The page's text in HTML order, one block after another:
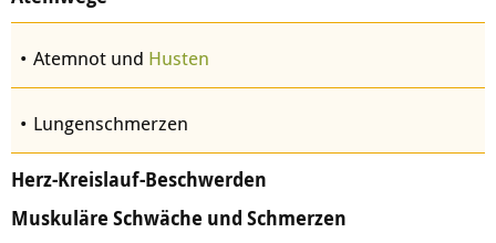
Atemnot und Husten
Lungenschmerzen
Herz-Kreislauf-Beschwerden
Muskuläre Schwäche und Schmerzen